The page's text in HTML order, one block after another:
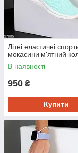
Літні еластичні
мокасини м'ятний
В наявності
950 ₴
Купити